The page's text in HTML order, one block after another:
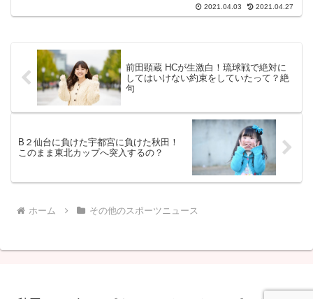
度合いが見て取れる。ああ、でも今日は
2021.04.03 2021.04.27
前田顕蔵 HCが生激白！琉球戦で絶対に
してはいけない約束をしていたって？絶
句
B２仙台に負けた宇都宮に負けた秋田！
このまま東北カップへ突入するの？
ホーム その他のスポーツニュース